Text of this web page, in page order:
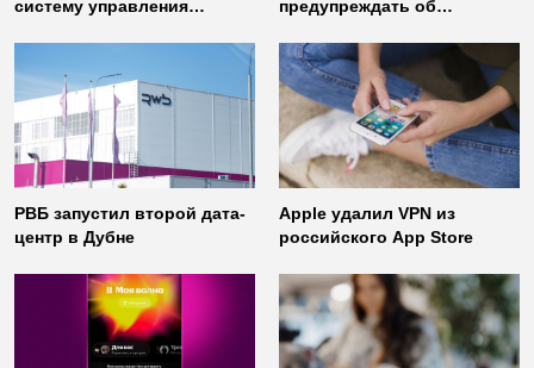
систему управления
предупреждать об
неофициальных клиентов
мессенджера
РВБ запустил второй дата-
центр в Дубне
Apple удалил VPN из
российского App Store